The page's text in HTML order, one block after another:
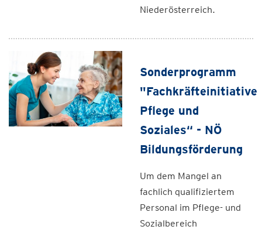
Niederösterreich.
Sonderprogramm
"Fachkräfteinitiative
Pflege und
Soziales“ - NÖ
Bildungsförderung
Um dem Mangel an
fachlich qualifiziertem
Personal im Pflege- und
Sozialbereich